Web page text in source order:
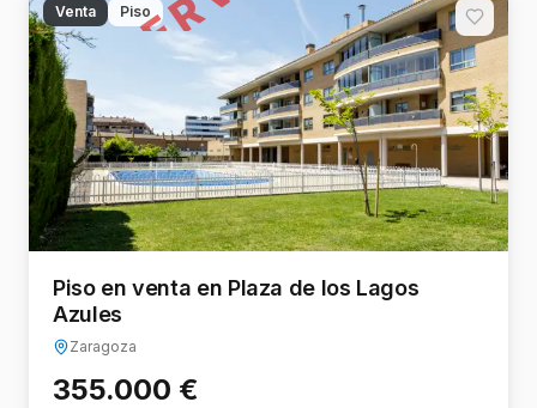
Venta Piso
Piso en venta en Plaza de los Lagos
Azules
Zaragoza
355.000 €